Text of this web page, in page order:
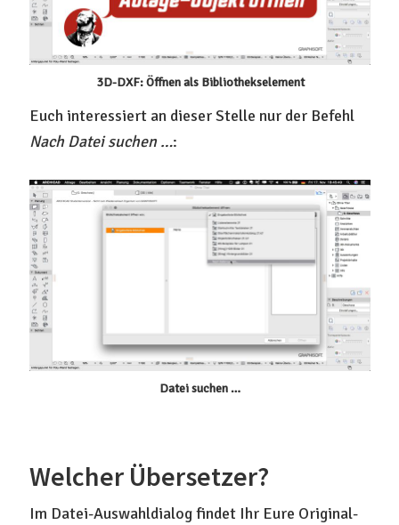
3D-DXF: Öffnen als Bibliothekselement
Euch interessiert an dieser Stelle nur der Befehl
Nach Datei suchen …:
Datei suchen …
Welcher Übersetzer?
Im Datei-Auswahldialog findet Ihr Eure Original-